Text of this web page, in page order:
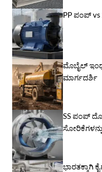
PP ಪಂಪ್ vs
ಮೊಬೈಲ್
ಮಾರ್ಗದರ್ಶಿ
SS ಪಂಪ್
ಭಾರತಕ್ಕಾಗಿ